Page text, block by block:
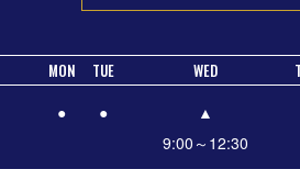
MON TUE WED
● ●
▲
9:00～12:30